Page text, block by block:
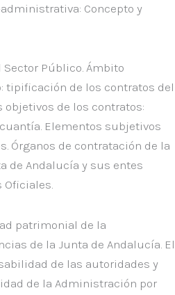
Concepto y
Sector Público. Ámbito
tipificación de los contratos del
de los contratos:
Elementos subjetivos
Órganos de contratación de la
de Andalucía y sus entes
Oficiales.
patrimonial de la
de la Junta de Andalucía. El
de las autoridades y
de la Administración por